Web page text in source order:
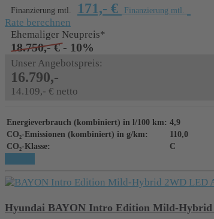
Finanzierung mtl. 171,- € Finanzierung mtl.
Rate berechnen
Ehemaliger Neupreis*
18.750,- € - 10%
Unser Angebotspreis:
16.790,-
14.109,- € netto
Energieverbrauch (kombiniert) in l/100 km: 4,9
CO₂-Emissionen (kombiniert) in g/km:
110,0
CO₂-Klasse:
C
Hyundai BAYON Intro Edition Mild-